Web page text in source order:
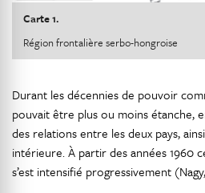
Carte 1.
Région frontalière serbo-hongroise
Durant les décennies de pouvoir
pouvait être plus ou moins étanche,
des relations entre les deux pays,
intérieure. À partir des années 1960
s’est intensifié progressivement